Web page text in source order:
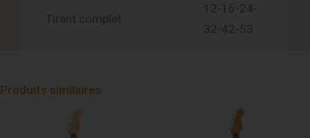
Tirant complet
12-16-24-
32-42-53
Produits similaires